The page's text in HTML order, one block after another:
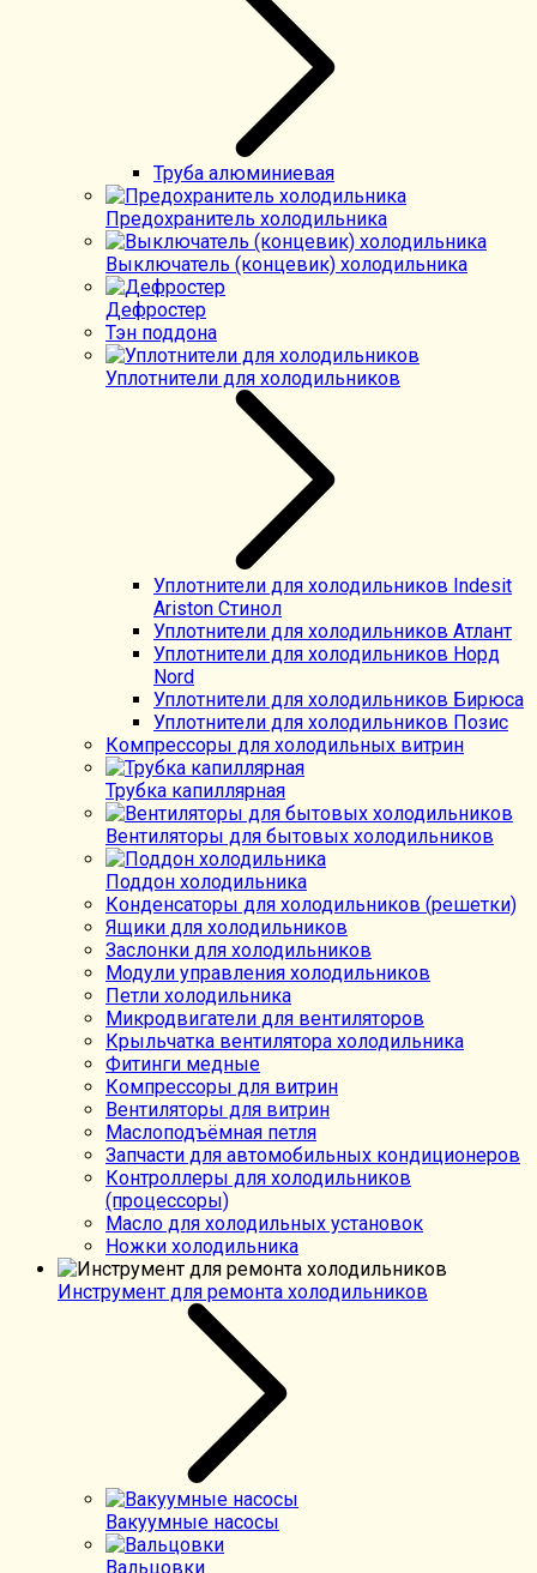
Труба алюминиевая
Предохранитель холодильника
Выключатель (концевик) холодильника
Дефростер
Тэн поддона
Уплотнители для холодильников
Уплотнители для холодильников Indesit
Ariston Стинол
Уплотнители для холодильников Атлант
Уплотнители для холодильников Норд
Nord
Уплотнители для холодильников Бирюса
Уплотнители для холодильников Позис
Компрессоры для холодильных витрин
Трубка капиллярная
Вентиляторы для бытовых холодильников
Поддон холодильника
Конденсаторы для холодильников (решетки)
Ящики для холодильников
Заслонки для холодильников
Модули управления холодильников
Петли холодильника
Микродвигатели для вентиляторов
Крыльчатка вентилятора холодильника
Фитинги медные
Компрессоры для витрин
Вентиляторы для витрин
Маслоподъёмная петля
Запчасти для автомобильных кондиционеров
Контроллеры для холодильников
(процессоры)
Масло для холодильных установок
Ножки холодильника
Инструмент для ремонта холодильников
Вакуумные насосы
Вальцовки